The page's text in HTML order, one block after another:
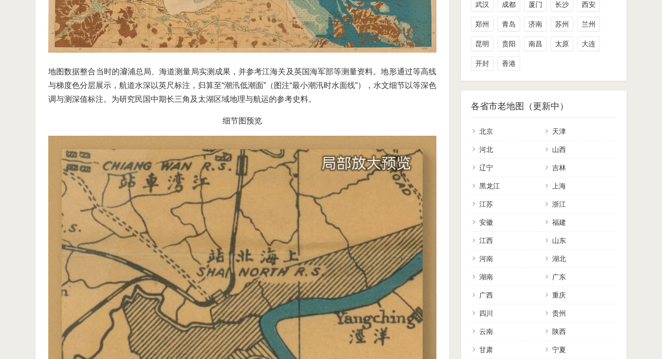
地图数据整合当时的𣿰浦总局、海道测量局实测成果，并参考江海关及英国海军部等测量资料。地形通过等高线
与梯度色分层展示，航道水深以英尺标注，归算至“潮汛低潮面”（图注“最小潮汛时水面线”），水文细节以等深色
调与测深值标注。为研究民国中期长三角及太湖区域地理与航运的参考史料。
细节图预览
武汉 成都 厦门 长沙 西安
郑州 青岛 济南 苏州 兰州
昆明 贵阳 南昌 太原 大连
开封 香港
各省市老地图（更新中）
北京 天津
河北 山西
辽宁 吉林
黑龙江 上海
江苏 浙江
安徽 福建
江西 山东
河南 湖北
湖南 广东
广西 重庆
四川 贵州
云南 陕西
甘肃 宁夏